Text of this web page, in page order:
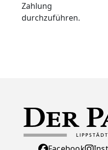
Zahlung
durchzuführen.